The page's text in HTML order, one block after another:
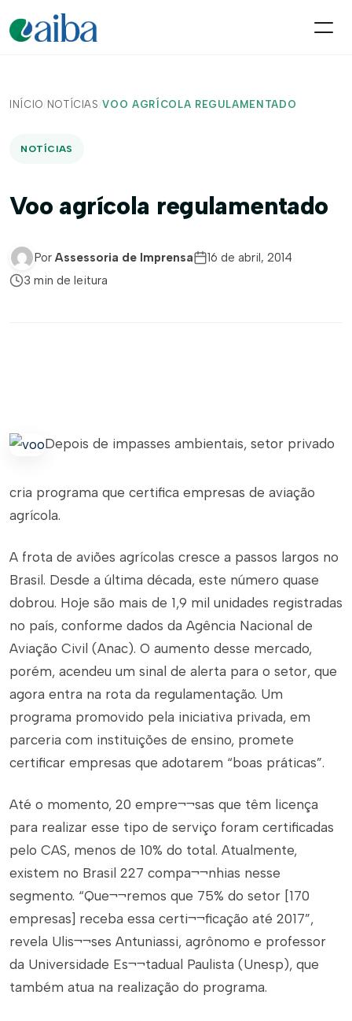
INÍCIO/ NOTÍCIAS /VOO AGRÍCOLA REGULAMENTADO
NOTÍCIAS
Voo agrícola regulamentado
Por Assessoria de Imprensa
16 de abril, 2014
3 min de leitura
Depois de impasses ambientais, setor privado
cria programa que certifica empresas de aviação
agrícola.
A frota de aviões agrícolas cresce a passos largos no
Brasil. Desde a última década, este número quase
dobrou. Hoje são mais de 1,9 mil unidades registradas
no país, conforme dados da Agência Nacional de
Aviação Civil (Anac). O aumento desse mercado,
porém, acendeu um sinal de alerta para o setor, que
agora entra na rota da regulamentação. Um
programa promovido pela iniciativa privada, em
parceria com instituições de ensino, promete
certificar empresas que adotarem “boas práticas”.
Até o momento, 20 empre¬¬sas que têm licença
para realizar esse tipo de serviço foram certificadas
pelo CAS, menos de 10% do total. Atualmente,
existem no Brasil 227 compa¬¬nhias nesse
segmento. “Que¬¬remos que 75% do setor [170
empresas] receba essa certi¬¬ficação até 2017”,
revela Ulis¬¬ses Antuniassi, agrônomo e professor
da Universidade Es¬¬tadual Paulista (Unesp), que
também atua na realização do programa.